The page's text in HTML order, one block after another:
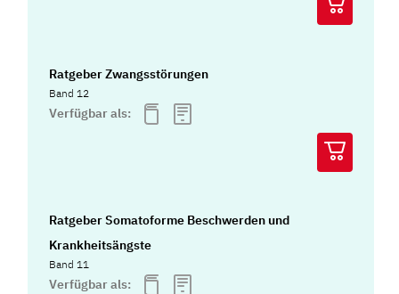
Ratgeber Zwangsstörungen
Band 12
Verfügbar als:
Ratgeber Somatoforme Beschwerden und
Krankheitsängste
Band 11
Verfügbar als: